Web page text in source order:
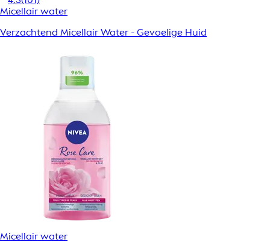
Micellair water
Verzachtend Micellair Water - Gevoelige Huid
Micellair water